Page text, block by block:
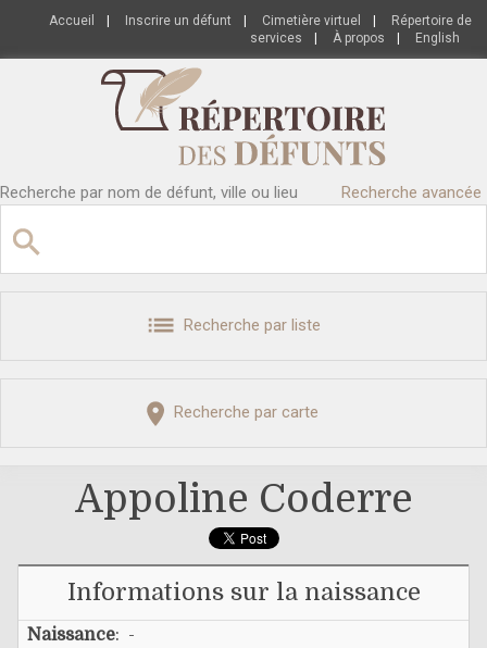
Accueil Inscrire un défunt Cimetière virtuel
Répertoire de
services
À propos English
Recherche par nom de défunt, ville ou lieu Recherche avancée
Recherche par liste
Recherche par carte
Appoline Coderre
Informations sur la naissance
Naissance: -